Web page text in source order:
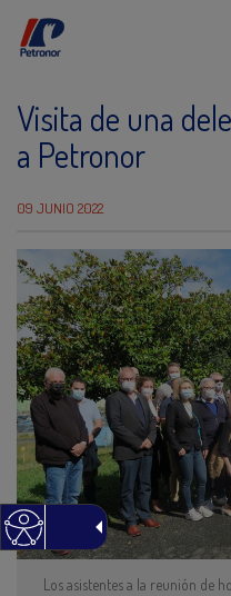
Visita de una
a Petronor
09 JUNIO 2022
Los asistentes a la reunión de